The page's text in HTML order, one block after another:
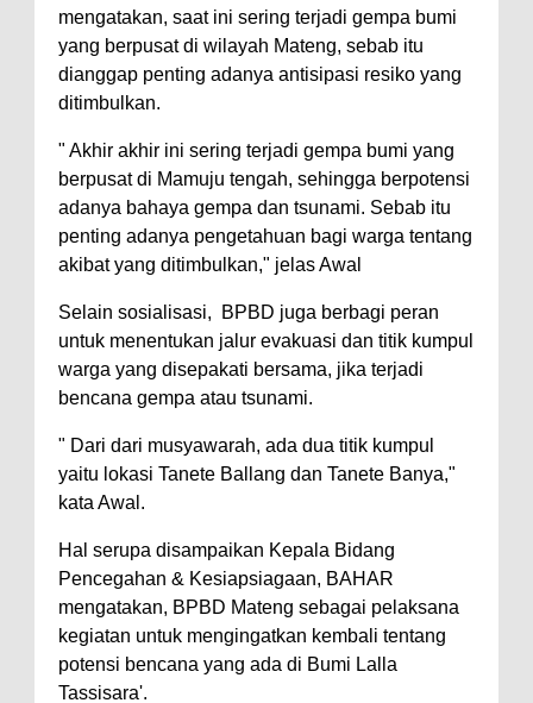
mengatakan, saat ini sering terjadi gempa bumi
yang berpusat di wilayah Mateng, sebab itu
dianggap penting adanya antisipasi resiko yang
ditimbulkan.
" Akhir akhir ini sering terjadi gempa bumi yang
berpusat di Mamuju tengah, sehingga berpotensi
adanya bahaya gempa dan tsunami. Sebab itu
penting adanya pengetahuan bagi warga tentang
akibat yang ditimbulkan," jelas Awal
Selain sosialisasi, BPBD juga berbagi peran
untuk menentukan jalur evakuasi dan titik kumpul
warga yang disepakati bersama, jika terjadi
bencana gempa atau tsunami.
" Dari dari musyawarah, ada dua titik kumpul
yaitu lokasi Tanete Ballang dan Tanete Banya,"
kata Awal.
Hal serupa disampaikan Kepala Bidang
Pencegahan & Kesiapsiagaan, BAHAR
mengatakan, BPBD Mateng sebagai pelaksana
kegiatan untuk mengingatkan kembali tentang
potensi bencana yang ada di Bumi Lalla
Tassisara'.